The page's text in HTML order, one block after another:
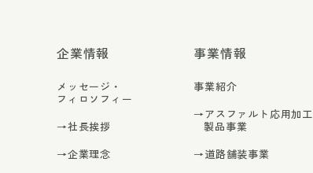
企業情報
メッセージ・
フィロソフィー
→社長挨拶
→企業理念
事業情報
事業紹介
→アスファルト応用加工
製品事業
→道路舗装事業